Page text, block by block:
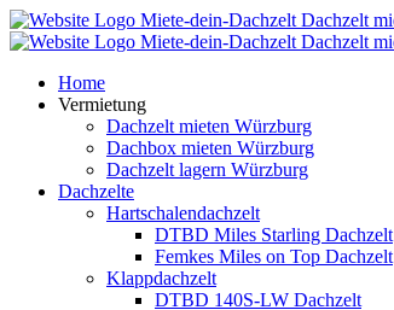
Home
Vermietung
Dachzelt mieten Würzburg
Dachbox mieten Würzburg
Dachzelt lagern Würzburg
Dachzelte
Hartschalendachzelt
DTBD Miles Starling Dachzelt
Femkes Miles on Top Dachzelt
Klappdachzelt
DTBD 140S-LW Dachzelt